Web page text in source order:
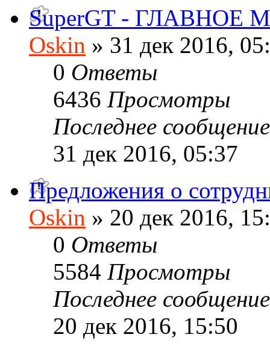
SuperGT - ГЛАВНОЕ
Oskin » 31 дек 2016,
0 Ответы
6436 Просмотры
Последнее
31 дек 2016, 05:37
Предложения о
Oskin » 20 дек 2016,
0 Ответы
5584 Просмотры
Последнее
20 дек 2016, 15:50